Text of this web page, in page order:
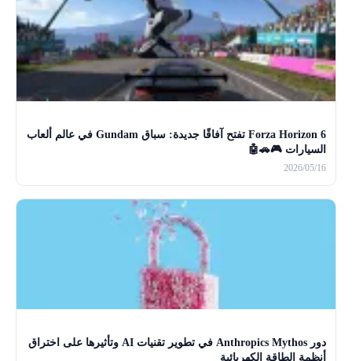
Forza Horizon 6 تفتح آفاقًا جديدة: سباق Gundam في عالم ألعاب
السيارات 🎮🚗🤖
2026/05/16
دور Anthropics Mythos في تطوير تقنيات AI وتأثيرها على اختراق
أنظمة الطاقة الكهربائية